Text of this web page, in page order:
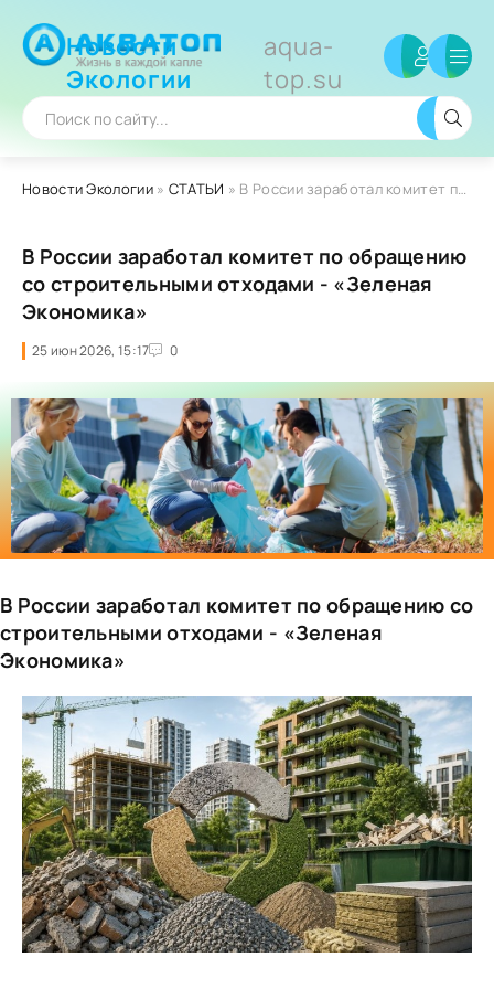
Новости
Экологии
aqua-
top.su
Новости Экологии» СТАТЬИ » В России заработал комитет по обращению со строительными отходами - «Зеленая Экономика»
В России заработал комитет по обращению
со строительными отходами - «Зеленая
Экономика»
25 июн 2026, 15:17 0
В России заработал комитет по обращению со
строительными отходами - «Зеленая
Экономика»